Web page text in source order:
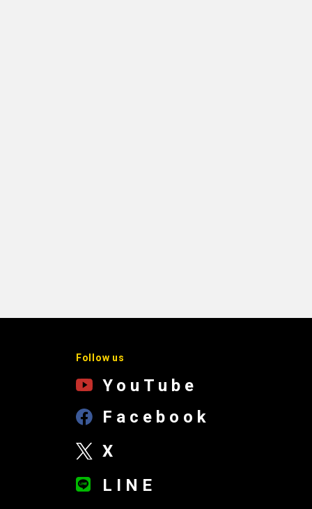
Follow us
YouTube
Facebook
X
LINE